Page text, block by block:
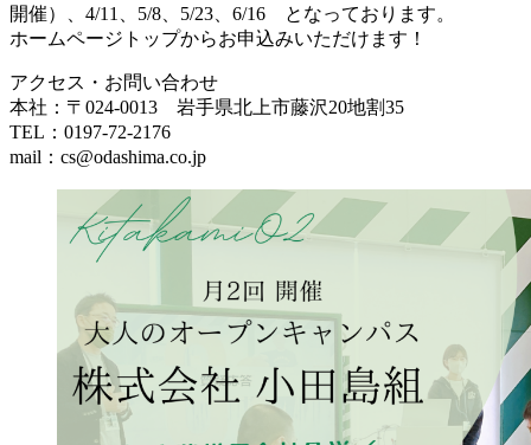
開催）、4/11、5/8、5/23、6/16 となっております。
ホームページトップからお申込みいただけます！
アクセス・お問い合わせ
本社：〒024-0013 岩手県北上市藤沢20地割35
TEL：0197-72-2176
mail：cs@odashima.co.jp